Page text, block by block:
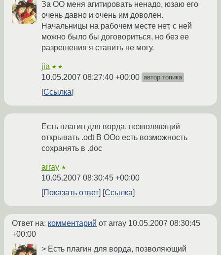
За ОО меня агитировать ненадо, юзаю его
очень давно и очень им доволен.
Начальницы на рабочем месте нет, с ней
можно было бы договориться, но без ее
разрешения я ставить не могу.
jia ★★
10.05.2007 08:27:40 +00:00 автор топика
Ссылка
Есть плагин для ворда, позволяющий
открывать .odt В OOo есть возможность
сохранять в .doc
array ★
10.05.2007 08:30:45 +00:00
Показать ответ
Ссылка
Ответ на: комментарий от array 10.05.2007 08:30:45
+00:00
> Есть плагин для ворда, позволяющий